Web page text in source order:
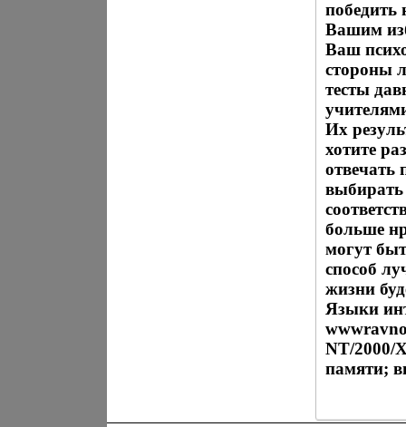
победить
Вашим
Ваш
стороны
тесты
Их
хотите
отвечать
выбирать
больше
могут
способ
жизни
Языки
NT/2000/
памяти;